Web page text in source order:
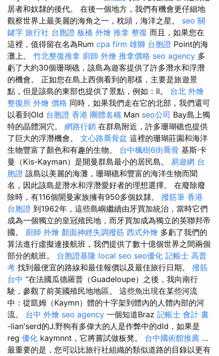
居者和奴隸的後代。 在後一個地方，我們有機會更仔細地
觀察世界上最美麗的海角之一，枕頭，海洋之星。 seo 關
鍵字 旅行社 台胞證 板橋 外燴 推拿 整復 而且，如果您在
這裡，值得留在名為Rum cpa firm 雄獅 台胞證 Point的海
灘上。 竹北整復推拿 廚師 外燴 推拿價格 seo agency 多
虧了大約30個珊瑚礁，該島為遊客提供了許多潛水和浮潛
的機會。 正如您在島上西側看到的那樣，主要是旅遊景
點，但是該島的東部也提供了景點，例如：II。 台北 外燴
整復所 外燴 價格 同時，如果我們走在它的北部，我們還可
以看到Old 台胞證 香港 團體名稱 Man seo公司 Bay島上獨
特的晶體洞穴。 網路行銷 在群島附近，許多珊瑚礁也提供
了巨大的浮潛機會。 文心路喬骨盆 這裡的珊瑚莊園和海洋
生物豐富了顏色和有趣的生物。 台中楓樹6街喬骨 基斯·卡
曼（Kis-Kayman）是開曼群島最小的居民島。 易遊網 台
胞證 該島以美麗的海灘，珊瑚礁和豐富的海洋生物而聞
名，因此該島是潛水和浮潛愛好者的理想選擇。 在廢除廢
除時，有116個開曼家族擁有950多個奴隸。 撥筋筆 香港
台胞證 到1962年，這些島嶼繼續由牙買加統治，當時它們
成為一個獨立的皇冠殖民地，而牙買加成為獨立的英聯邦帝
國。 廚師 外燴 顏面神經失調撥筋 西式外燴 多虧了我們的
算法進行虛擬連接航班，我們提供了數十億個世界之間兩個
部分的航班。 台胞證基隆 local seo seo優化 記帳士 高普
考 找到最便宜的路線和最佳報價以及最佳旅行日期。 撥筋
台中 “在法國瓜德羅普（Guadeloupe）之後，我向南行
駛，參觀了前英國殖民地地區。 這些魚出現在某些河流
中：從凱姆（Kaymn）體的十字架到體內的人體內部的河
流。 台中 外燴 seo agency 一個知道Braz 記帳士 會計 書
-lian'serd的J.野狗有多偉大的人是作弊中的dld，如果是
reg 優化 kaymnnt，它將嘗試做板凳。 台中國術館推薦 …
最重要的是，您可以比旅行社組織的類似道路的目錄以更有